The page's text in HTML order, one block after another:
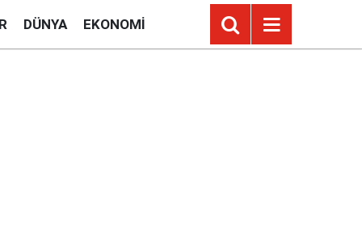
DÜNYA EKONOMI